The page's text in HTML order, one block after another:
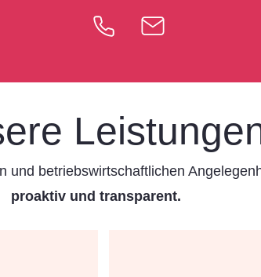
und betriebswirtschaftlichen
proaktiv und transparent.​